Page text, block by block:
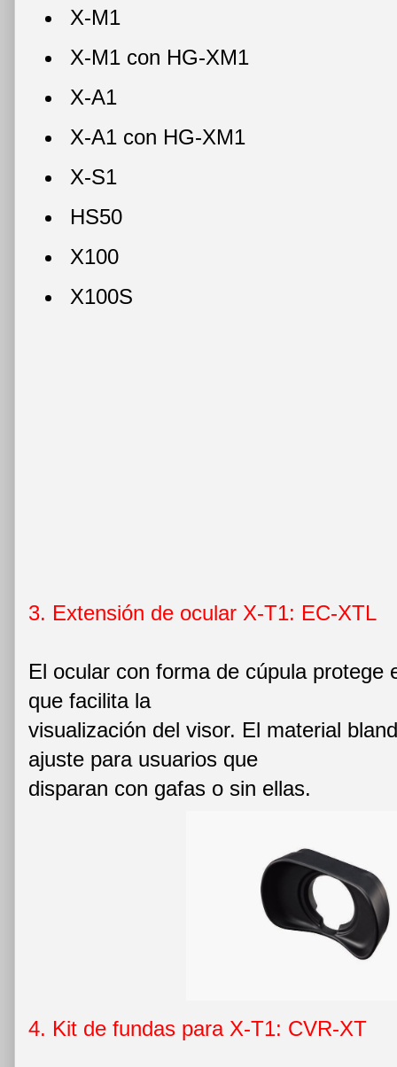
X-M1
X-M1 con HG-XM1
X-A1
X-A1 con HG-XM1
X-S1
HS50
X100
X100S
3. Extensión de ocular X-T1: EC-XTL
El ocular con forma de cúpula protege
que facilita la
visualización del visor. El material
ajuste para usuarios que
disparan con gafas o sin ellas.
4. Kit de fundas para X-T1: CVR-XT